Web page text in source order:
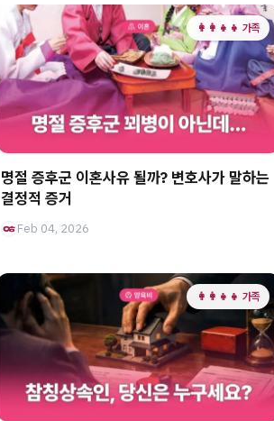
👩‍👩‍👧‍👧 가족
명절 증후군 이혼사유 될까? 변호사가 말하는
결정적 증거
Feb 04, 2026
👩‍👩‍👧‍👧 가족